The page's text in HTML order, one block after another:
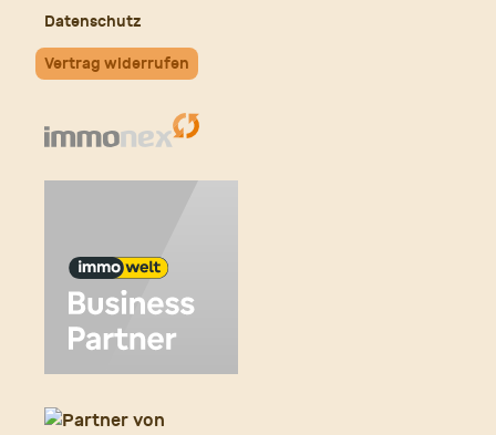
Datenschutz
Vertrag widerrufen